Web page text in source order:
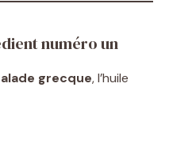
numéro un
grecque, l’huile